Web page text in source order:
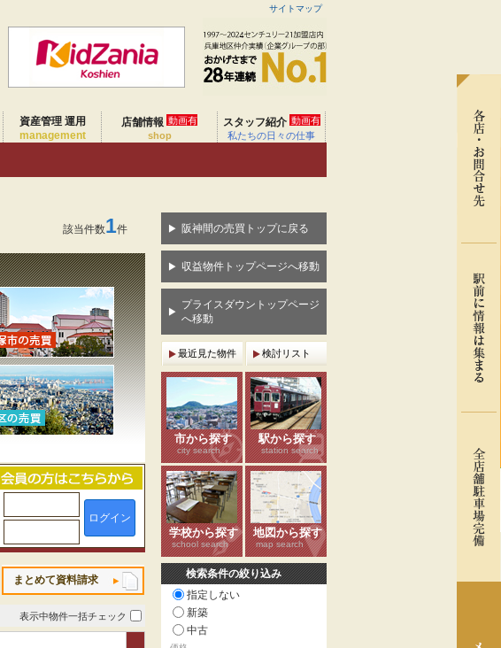
サイトマップ
資産管理 運用
management
店舗情報 動画有
shop
スタッフ紹介 動画有
私たちの日々の仕事
該当件数1件
ログイン
まとめて資料請求
表示中物件一括チェック
阪神間の売買トップに戻る
収益物件トップページへ移動
プライスダウントップページ
へ移動
最近見た物件 検討リスト
市から探す
city search
駅から探す
station search
学校から探す
school search
地図から探す
map search
検索条件の絞り込み
指定しない
新築
中古